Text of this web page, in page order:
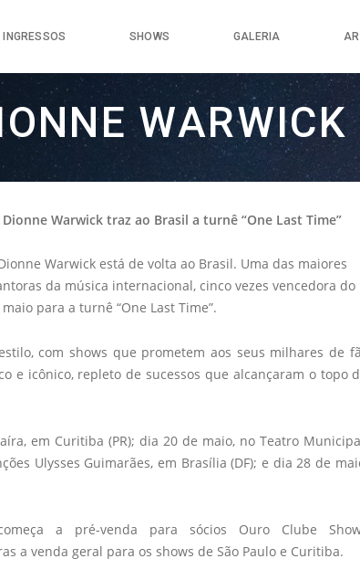
INGRESSOS SHOWS GALERIA
WARWICK
Dionne Warwick traz ao Brasil a turnê “One Last Time”
Warwick está de volta ao Brasil. Uma das maiores
da música internacional, cinco vezes vencedora do
para a turnê “One Last Time”.
com shows que prometem aos seus milhares de
e icônico, repleto de sucessos que alcançaram o topo
em Curitiba (PR); dia 20 de maio, no Teatro
Ulysses Guimarães, em Brasília (DF); e dia 28 de
a pré-venda para sócios Ouro Clube
a venda geral para os shows de São Paulo e Curitiba.